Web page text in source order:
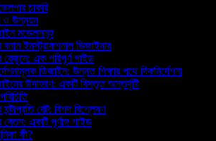
চাকরি
ও উন্নয়ন
মডেলসমূহ
বনাম ইনস্ট্রাকশনাল ডিজাইনার
রেজুমে: এক পরিপূর্ণ গাইড
ডিজাইন: উন্নত শিক্ষার পথে দিকনির্দেশনা
উদাহরণ: একটি বিস্তৃত অন্তর্দৃষ্টি
ঘন্টাপ্রতি রেট: বিশদ বিশ্লেষণ
বেতন: একটি পূর্ণাঙ্গ গাইড
কী?